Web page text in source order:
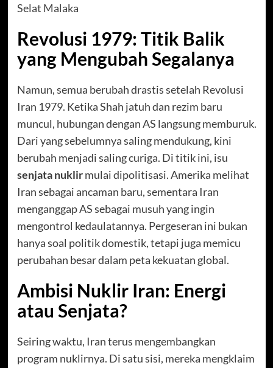
Selat Malaka
Revolusi 1979: Titik Balik
yang Mengubah Segalanya
Namun, semua berubah drastis setelah Revolusi
Iran 1979. Ketika Shah jatuh dan rezim baru
muncul, hubungan dengan AS langsung memburuk.
Dari yang sebelumnya saling mendukung, kini
berubah menjadi saling curiga. Di titik ini, isu
senjata nuklirmulai dipolitisasi. Amerika melihat
Iran sebagai ancaman baru, sementara Iran
menganggap AS sebagai musuh yang ingin
mengontrol kedaulatannya. Pergeseran ini bukan
hanya soal politik domestik, tetapi juga memicu
perubahan besar dalam peta kekuatan global.
Ambisi Nuklir Iran: Energi
atau Senjata?
Seiring waktu, Iran terus mengembangkan
program nuklirnya. Di satu sisi, mereka mengklaim